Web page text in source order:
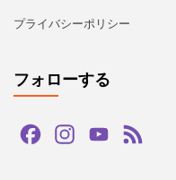
プライバシーポリシー
フォローする
FacebookInstagramYouTube